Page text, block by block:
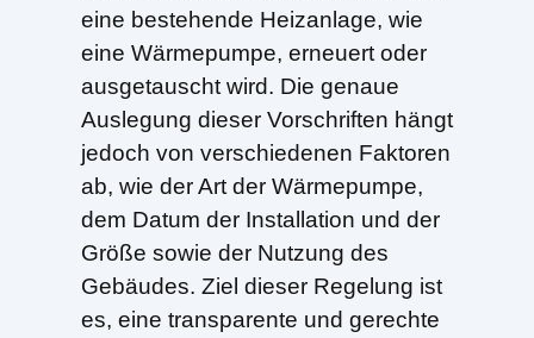
eine bestehende Heizanlage, wie
eine Wärmepumpe, erneuert oder
ausgetauscht wird. Die genaue
Auslegung dieser Vorschriften hängt
jedoch von verschiedenen Faktoren
ab, wie der Art der Wärmepumpe,
dem Datum der Installation und der
Größe sowie der Nutzung des
Gebäudes. Ziel dieser Regelung ist
es, eine transparente und gerechte